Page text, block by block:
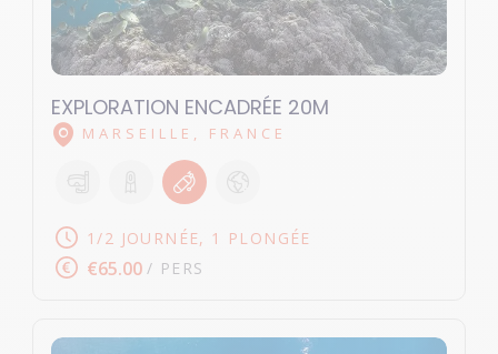
EXPLORATION ENCADRÉE 20M
MARSEILLE, FRANCE
1/2 JOURNÉE, 1 PLONGÉE
€65.00 / PERS